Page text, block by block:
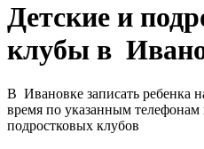
Детские и
клубы в
В Ивановке записать ребенка
время по указанным телефонам
подростковых клубов